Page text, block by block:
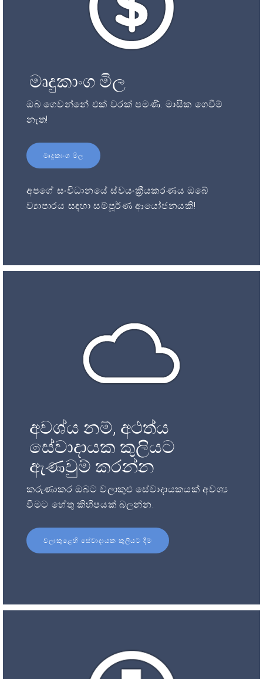
මෘදුකාංග මිල
ඔබ ගෙවන්නේ එක් වරක් පමණි. මාසික ගෙවීම්
නැත!
මෘදුකාංග මිල
අපගේ සංවිධානයේ ස්වයංක්‍රීයකරණය ඔබේ
ව්‍යාපාරය සඳහා සම්පූර්ණ ආයෝජනයකි!
අවශ්ය නම්, අථත්ය
සේවාදායක කුලියට
ඇණවුම් කරන්න
කරුණාකර ඔබට වලාකුළු සේවාදායකයක් අවශ්‍ය
වීමට හේතු කිහිපයක් බලන්න.
වලාකුළෙහි සේවාදායක කුලියට දීම